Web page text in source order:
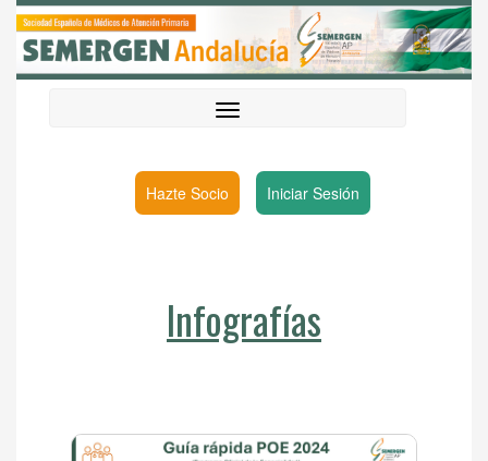
Hazte Socio Iniciar Sesión
Infografías